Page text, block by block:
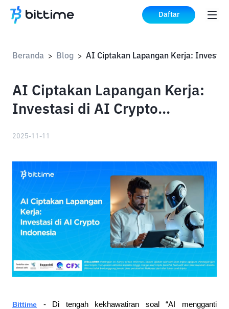
Daftar
Beranda > Blog >
AI Ciptakan Lapangan Kerja:
Investasi di AI Crypto
2025-11-11
Bittime
- Di tengah kekhawatiran soal “AI mengganti